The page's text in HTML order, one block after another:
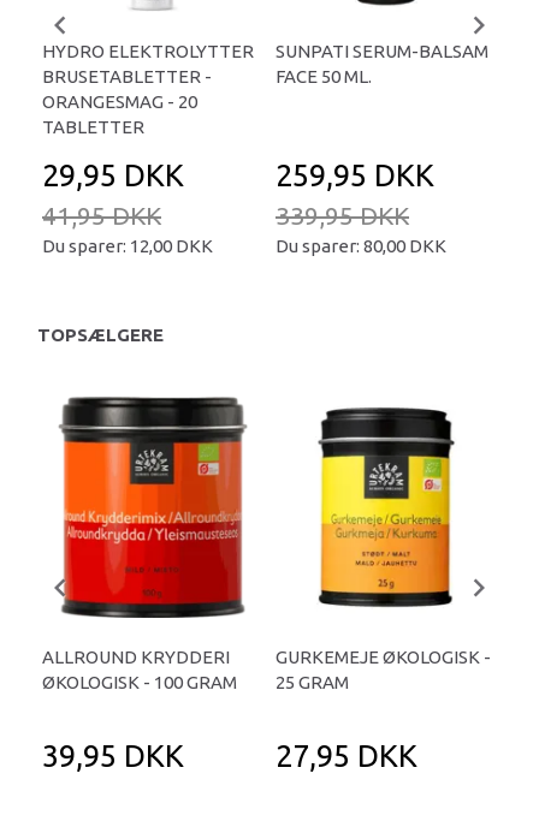
HYDRO ELEKTROLYTTER
BRUSETABLETTER -
ORANGESMAG - 20
TABLETTER
29,95 DKK
41,95 DKK
Du sparer: 12,00 DKK
SUNPATI SERUM-BALSAM
FACE 50 ML.
259,95 DKK
339,95 DKK
Du sparer: 80,00 DKK
TOPSÆLGERE
ALLROUND KRYDDERI
ØKOLOGISK - 100 GRAM
39,95 DKK
GURKEMEJE ØKOLOGISK -
25 GRAM
27,95 DKK